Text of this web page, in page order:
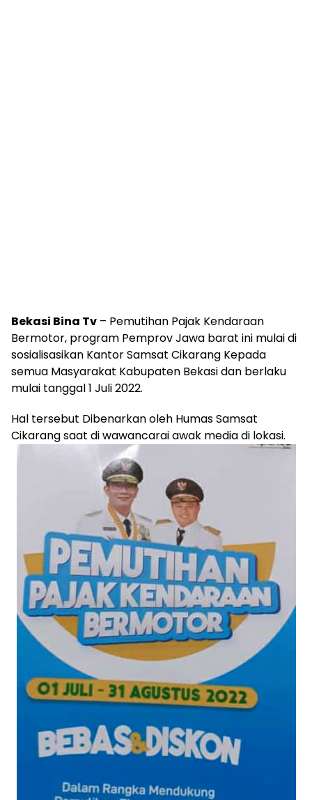
Bekasi Bina Tv – Pemutihan Pajak Kendaraan
Bermotor, program Pemprov Jawa barat ini mulai di
sosialisasikan Kantor Samsat Cikarang Kepada
semua Masyarakat Kabupaten Bekasi dan berlaku
mulai tanggal 1 Juli 2022.
Hal tersebut Dibenarkan oleh Humas Samsat
Cikarang saat di wawancarai awak media di lokasi.